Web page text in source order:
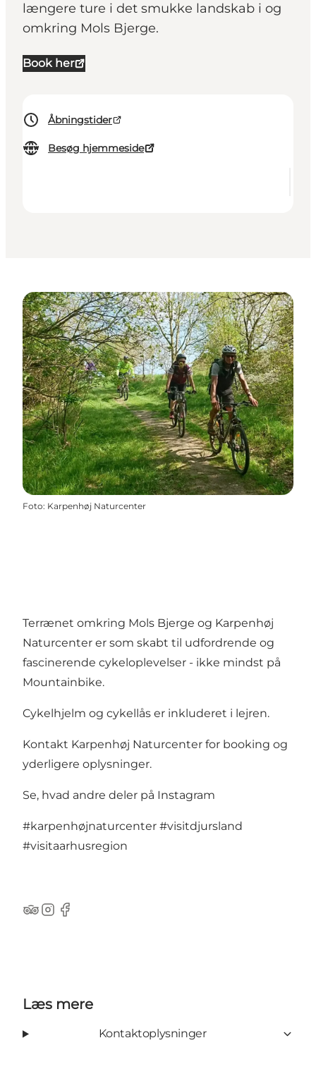
længere ture i det smukke landskab i og
omkring Mols Bjerge.
Book her
Åbningstider
Besøg hjemmeside
Foto: Karpenhøj Naturcenter
Terrænet omkring Mols Bjerge og Karpenhøj
Naturcenter er som skabt til udfordrende og
fascinerende cykeloplevelser - ikke mindst på
Mountainbike.
Cykelhjelm og cykellås er inkluderet i lejren.
Kontakt Karpenhøj Naturcenter for booking og
yderligere oplysninger.
Se, hvad andre deler på Instagram
#karpenhøjnaturcenter #visitdjursland
#visitaarhusregion
TripAdvisor
Instagram
Facebook
Læs mere
Kontaktoplysninger